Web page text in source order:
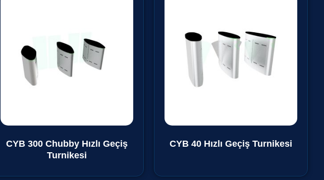
CYB 300 Chubby Hızlı Geçiş
Turnikesi
CYB 40 Hızlı Geçiş Turnikesi